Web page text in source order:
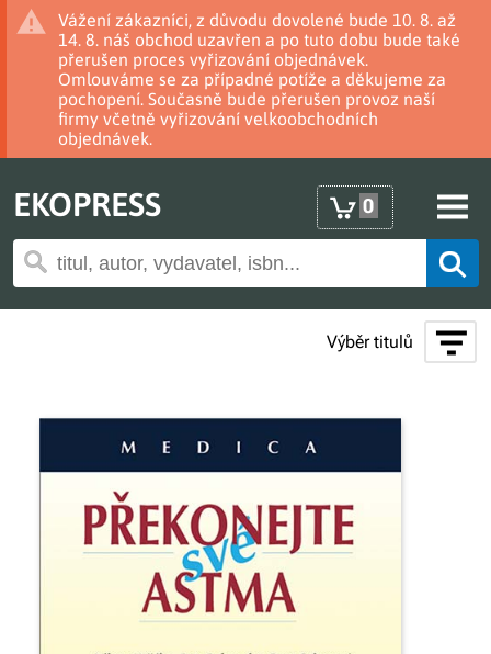
Vážení zákazníci, z důvodu dovolené bude 10. 8. až
14. 8. náš obchod uzavřen a po tuto dobu bude také
přerušen proces vyřizování objednávek.
Omlouváme se za případné potíže a děkujeme za
pochopení. Současně bude přerušen provoz naší
firmy včetně vyřizování velkoobchodních
objednávek.
EKOPRESS 0
Výběr titulů